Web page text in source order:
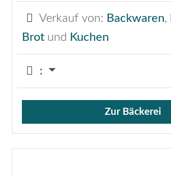
Verkauf von: Backwaren,
Brot und Kuchen
:
Verkauf von Brötchen,
Zur Bäckerei